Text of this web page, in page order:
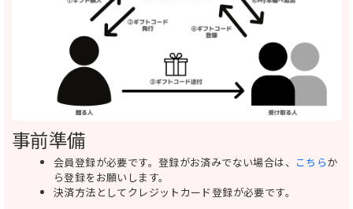
事前準備
会員登録が必要です。登録がお済みでない場合は、 こちらか
ら登録をお願いします。
決済方法としてクレジットカード登録が必要です。